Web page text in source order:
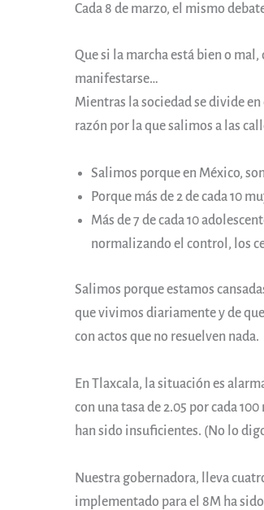
b
oo
k
tt
er
ts
A
pa
rti
Cada 8 de marzo, el mismo
Que si la marcha está bien o
manifestarse…
Mientras la sociedad se divide
razón por la que salimos a las
Salimos porque en México,
Porque más de 2 de cada 10
Más de 7 de cada 10
normalizando el control, los
Salimos porque estamos
que vivimos diariamente y de
con actos que no resuelven nada.
En Tlaxcala, la situación es
con una tasa de 2.05 por cada
han sido insuficientes. (No lo
Nuestra gobernadora, lleva
implementado para el 8M ha